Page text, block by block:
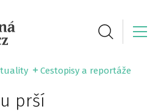
Cestopisy a reportáže
prší